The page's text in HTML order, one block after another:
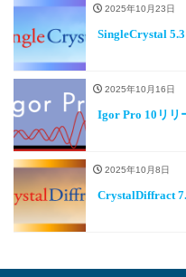
2025年10月23日
SingleCrystal
2025年10月16日
Igor Pro 10リリ
2025年10月8日
CrystalDiffract